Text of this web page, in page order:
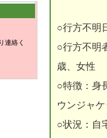
○行方不明
○行方不明
歳、女性
○特徴：身
ウンジャ
○状況：自
連絡く